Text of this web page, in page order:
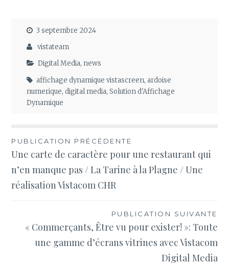
3 septembre 2024
vistateam
Digital Media, news
affichage dynamique vistascreen,ardoise
numerique,digital media,Solution d'Affichage
Dynamique
Navigation
de
l’article
PUBLICATION PRÉCÉDENTE
Une carte de caractère pour une restaurant qui
n’en manque pas / La Tarine à la Plagne / Une
réalisation Vistacom CHR
PUBLICATION SUIVANTE
« Commerçants, Être vu pour exister! »: Toute
une gamme d’écrans vitrines avec Vistacom
Digital Media